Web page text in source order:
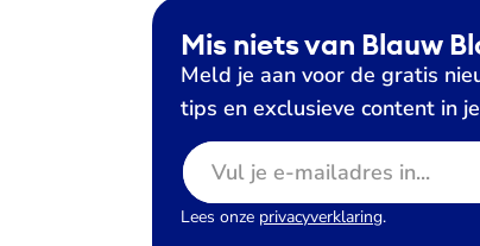
Mis niets van Blauw
Meld je aan voor de gratis
tips en exclusieve content in
E-mailadres
Lees onze privacyverklaring.